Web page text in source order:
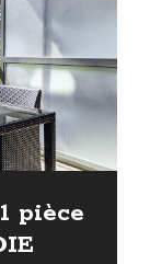
pièce